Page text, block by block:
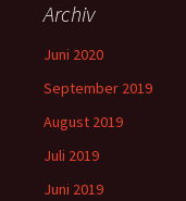
Archiv
Juni 2020
September 2019
August 2019
Juli 2019
Juni 2019